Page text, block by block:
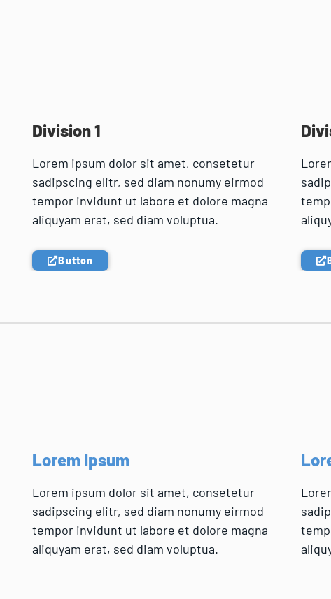
Division 1
Lorem ipsum dolor sit amet, consetetur
sadipscing elitr, sed diam nonumy eirmod
tempor invidunt ut labore et dolore magna
aliquyam erat, sed diam voluptua.
Button
Lorem Ipsum
Lorem ipsum dolor sit amet, consetetur
sadipscing elitr, sed diam nonumy eirmod
tempor invidunt ut labore et dolore magna
aliquyam erat, sed diam voluptua.